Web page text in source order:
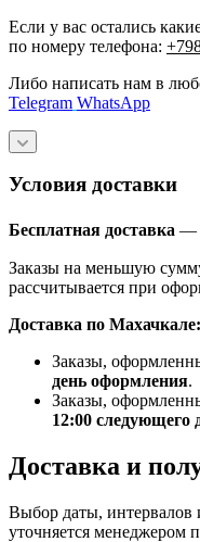
Если у вас остались
по номеру телефона:
Либо написать нам в
Telegram WhatsApp
Условия доставки
Бесплатная доставка —
Заказы на меньшую
рассчитывается при
Доставка по Махачкале:
Заказы,
день оформления.
Заказы,
12:00 следующего
Доставка и
Выбор даты, интервалов
уточняется менеджером